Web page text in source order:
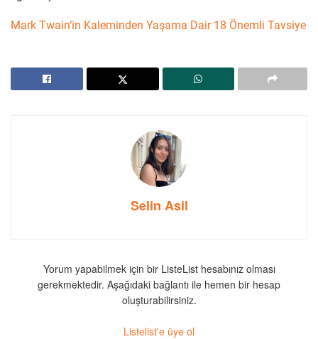
Mark Twain’in Kaleminden Yaşama Dair 18 Önemli Tavsiye
Selin Asil
Yorum yapabilmek için bir ListeList hesabınız olması
gerekmektedir. Aşağıdaki bağlantı ile hemen bir hesap
oluşturabilirsiniz.
Listelist'e üye ol